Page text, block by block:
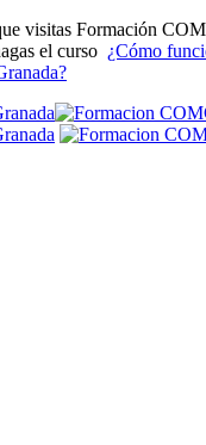
visitas Formación
el curso ¿Cómo